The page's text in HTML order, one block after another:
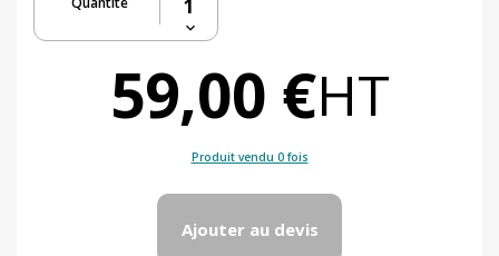
59,00 €HT
Produit vendu 0 fois
Ajouter au devis